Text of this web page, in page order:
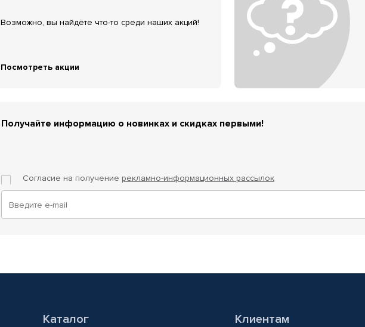
Возможно, вы найдёте что-то среди наших акций!
Посмотреть акции
Получайте информацию о новинках и скидках первыми!
Согласие на получение рекламно-информационных рассылок
Каталог Клиентам